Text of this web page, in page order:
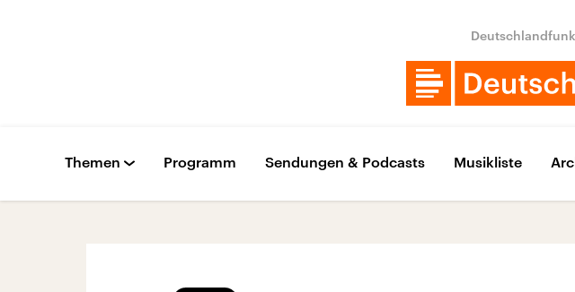
Deutschlandfunk
Themen Programm Sendungen & Podcasts Musikliste